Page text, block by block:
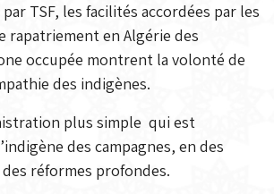
TSF, les facilités accordées par les
rapatriement en Algérie des
occupée montrent la volonté de
des indigènes.
plus simple qui est
des campagnes, en des
réformes profondes.